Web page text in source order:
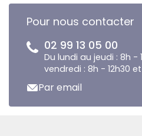
Pour nous contacter
02 99 13 05 00
Du lundi au jeudi : 8h -
vendredi : 8h - 12h30 et
Par email